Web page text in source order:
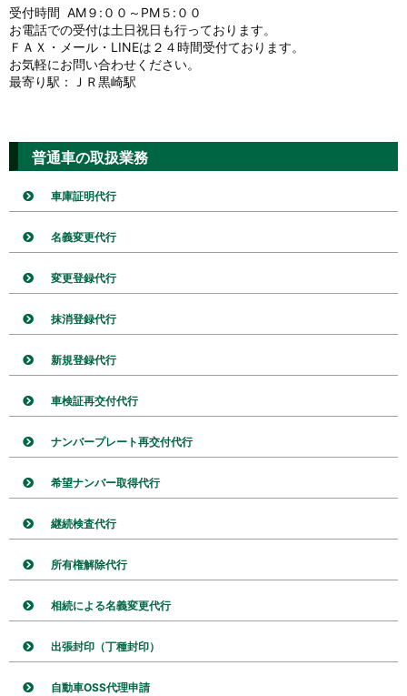
受付時間 AM９:００～PM５:００
お電話での受付は土日祝日も行っております。
ＦＡＸ・メール・LINEは２４時間受付ております。
お気軽にお問い合わせください。
最寄り駅：ＪＲ黒崎駅
普通車の取扱業務
車庫証明代行
名義変更代行
変更登録代行
抹消登録代行
新規登録代行
車検証再交付代行
ナンバープレート再交付代行
希望ナンバー取得代行
継続検査代行
所有権解除代行
相続による名義変更代行
出張封印（丁種封印）
自動車OSS代理申請